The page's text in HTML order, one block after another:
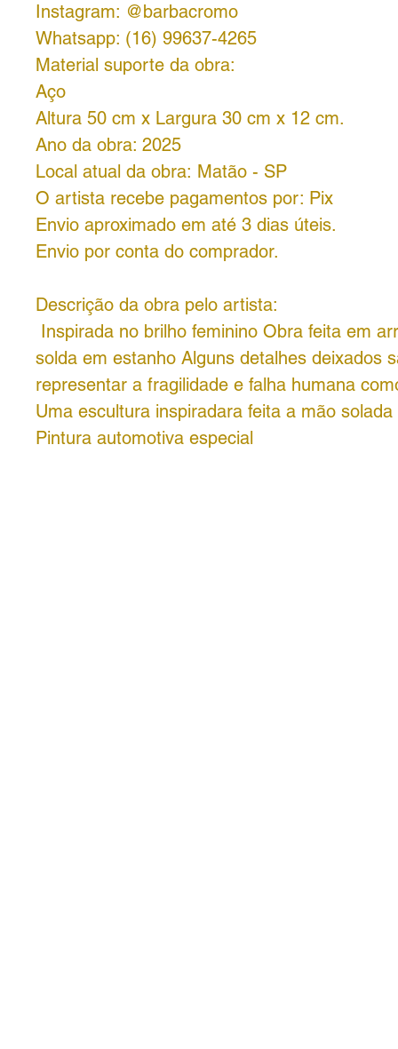
Instagram: @barbacromo
Whatsapp: (16) 99637-4265
Material suporte da obra:
Aço
Altura 50 cm x Largura 30 cm x 12 cm.
Ano da obra: 2025
Local atual da obra: Matão - SP
O artista recebe pagamentos por: Pix
Envio aproximado em até 3 dias úteis.
Envio por conta do comprador.
Descrição da obra pelo artista:
Inspirada no brilho feminino Obra feita em
solda em estanho Alguns detalhes deixados
representar a fragilidade e falha humana
Uma escultura inspiradara feita a mão
Pintura automotiva especial